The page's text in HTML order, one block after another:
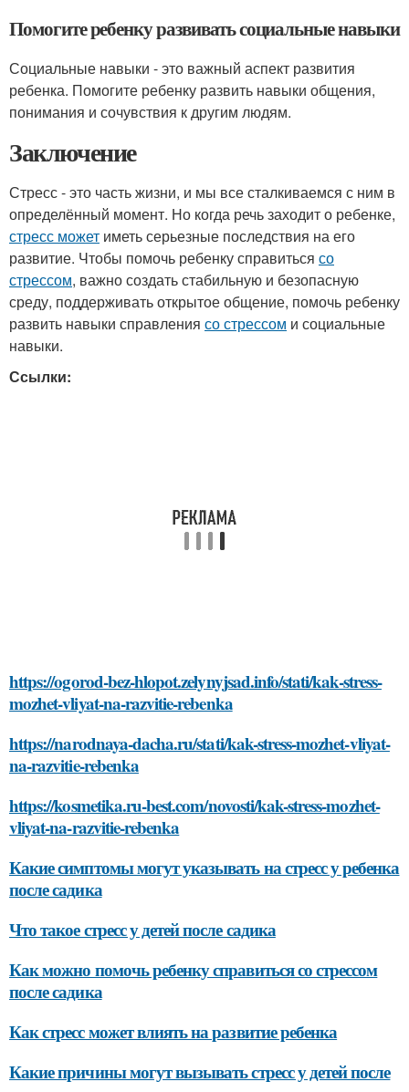
Помогите ребенку развивать социальные навыки
Социальные навыки - это важный аспект развития
ребенка. Помогите ребенку развить навыки общения,
понимания и сочувствия к другим людям.
Заключение
Стресс - это часть жизни, и мы все сталкиваемся с ним в
определённый момент. Но когда речь заходит о ребенке,
стресс может иметь серьезные последствия на его
развитие. Чтобы помочь ребенку справиться со
стрессом, важно создать стабильную и безопасную
среду, поддерживать открытое общение, помочь ребенку
развить навыки справления со стрессом и социальные
навыки.
Ссылки:
https://ogorod-bez-hlopot.zelynyjsad.info/stati/kak-stress-
mozhet-vliyat-na-razvitie-rebenka
https://narodnaya-dacha.ru/stati/kak-stress-mozhet-vliyat-
na-razvitie-rebenka
https://kosmetika.ru-best.com/novosti/kak-stress-mozhet-
vliyat-na-razvitie-rebenka
Какие симптомы могут указывать на стресс у ребенка
после садика
Что такое стресс у детей после садика
Как можно помочь ребенку справиться со стрессом
после садика
Как стресс может влиять на развитие ребенка
Какие причины могут вызывать стресс у детей после